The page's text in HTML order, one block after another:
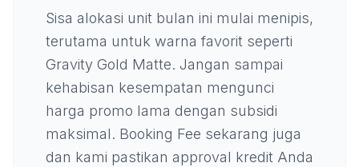
Sisa alokasi unit bulan ini mulai menipis,
terutama untuk warna favorit seperti
Gravity Gold Matte. Jangan sampai
kehabisan kesempatan mengunci
harga promo lama dengan subsidi
maksimal. Booking Fee sekarang juga
dan kami pastikan approval kredit Anda